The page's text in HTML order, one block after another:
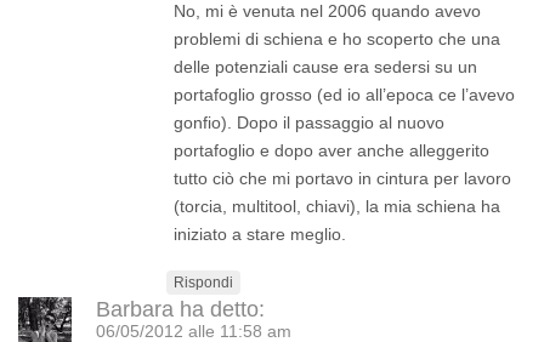
No, mi è venuta nel 2006 quando avevo
problemi di schiena e ho scoperto che una
delle potenziali cause era sedersi su un
portafoglio grosso (ed io all’epoca ce l’avevo
gonfio). Dopo il passaggio al nuovo
portafoglio e dopo aver anche alleggerito
tutto ciò che mi portavo in cintura per lavoro
(torcia, multitool, chiavi), la mia schiena ha
iniziato a stare meglio.
Rispondi
Barbara ha detto:
06/05/2012 alle 11:58 am